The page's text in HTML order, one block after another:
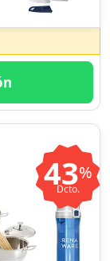
43%
Dcto.